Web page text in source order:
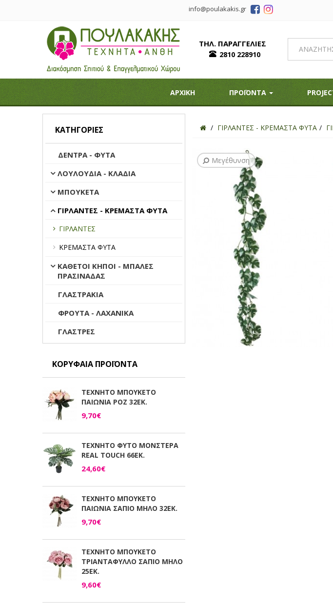
info@poulakakis.gr
ΤΗΛ. ΠΑΡΑΓΓΕΛΙΕΣ
2810 228910
ΑΡΧΙΚΗ ΠΡΟΪΟΝΤΑ
ΚΑΤΗΓΟΡΊΕΣ
ΔΕΝΤΡΑ - ΦΥΤΑ
ΛΟΥΛΟΥΔΙΑ - ΚΛΑΔΙΑ
ΜΠΟΥΚΕΤΑ
ΓΙΡΛΑΝΤΕΣ - ΚΡΕΜΑΣΤΑ ΦΥΤΑ
ΓΙΡΛΑΝΤΕΣ
ΚΡΕΜΑΣΤΑ ΦΥΤΑ
ΚΑΘΕΤΟΙ ΚΗΠΟΙ - ΜΠΑΛΕΣ
ΠΡΑΣΙΝΑΔΑΣ
ΓΛΑΣΤΡΑΚΙΑ
ΦΡΟΥΤΑ - ΛΑΧΑΝΙΚΑ
ΓΛΑΣΤΡΕΣ
ΚΟΡΥΦΑΊΑ ΠΡΟΪΌΝΤΑ
ΤΕΧΝΗΤΟ ΜΠΟΥΚΕΤΟ
ΠΑΙΩΝΙΑ ΡΟΖ 32ΕΚ.
9,70€
ΤΕΧΝΗΤΟ ΦΥΤΟ ΜΟΝΣΤΕΡΑ
REAL TOUCH 66ΕΚ.
24,60€
ΤΕΧΝΗΤΟ ΜΠΟΥΚΕΤΟ
ΠΑΙΩΝΙΑ ΣΑΠΙΟ ΜΗΛΟ 32ΕΚ.
9,70€
ΤΕΧΝΗΤΟ ΜΠΟΥΚΕΤΟ
ΤΡΙΑΝΤΑΦΥΛΛΟ ΣΑΠΙΟ ΜΗΛΟ
25ΕΚ.
9,60€
ΓΙΡΛΑΝΤΕΣ - ΚΡΕΜΑΣΤΑ ΦΥΤΑ
Μεγέθυνση